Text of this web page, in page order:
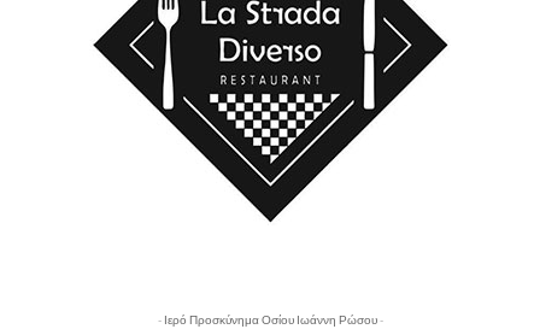
- Ιερό Προσκύνημα Οσίου Ιωάννη Ρώσου -